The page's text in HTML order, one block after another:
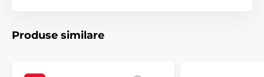
Produse similare